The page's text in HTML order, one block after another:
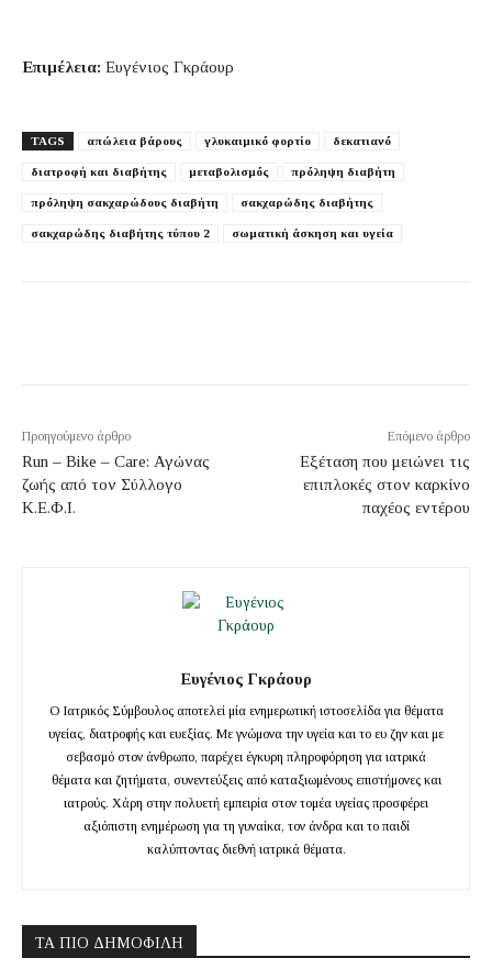
Επιμέλεια: Ευγένιος Γκράουρ
TAGS απώλεια βάρους γλυκαιμικό φορτίο δεκατιανό
διατροφή και διαβήτης μεταβολισμός πρόληψη διαβήτη
πρόληψη σακχαρώδους διαβήτη σακχαρώδης διαβήτης
σακχαρώδης διαβήτης τύπου 2 σωματική άσκηση και υγεία
Προηγούμενο άρθρο
Run – Bike – Care: Αγώνας
ζωής από τον Σύλλογο
Κ.Ε.Φ.Ι.
Επόμενο άρθρο
Εξέταση που μειώνει τις
επιπλοκές στον καρκίνο
παχέος εντέρου
Ευγένιος Γκράουρ
Ο Ιατρικός Σύμβουλος αποτελεί μία ενημερωτική ιστοσελίδα για θέματα
υγείας, διατροφής και ευεξίας. Με γνώμονα την υγεία και το ευ ζην και με
σεβασμό στον άνθρωπο, παρέχει έγκυρη πληροφόρηση για ιατρικά
θέματα και ζητήματα, συνεντεύξεις από καταξιωμένους επιστήμονες και
ιατρούς. Χάρη στην πολυετή εμπειρία στον τομέα υγείας προσφέρει
αξιόπιστη ενημέρωση για τη γυναίκα, τον άνδρα και το παιδί
καλύπτοντας διεθνή ιατρικά θέματα.
ΤΑ ΠΙΟ ΔΗΜΟΦΙΛΉ